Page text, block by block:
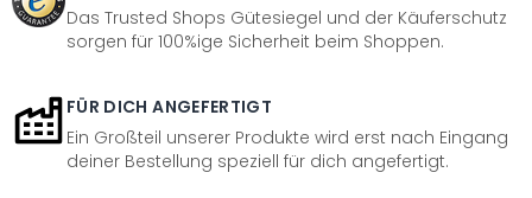
Das Trusted Shops Gütesiegel und der Käuferschutz
sorgen für 100%ige Sicherheit beim Shoppen.
FÜR DICH ANGEFERTIGT
Ein Großteil unserer Produkte wird erst nach Eingang
deiner Bestellung speziell für dich angefertigt.